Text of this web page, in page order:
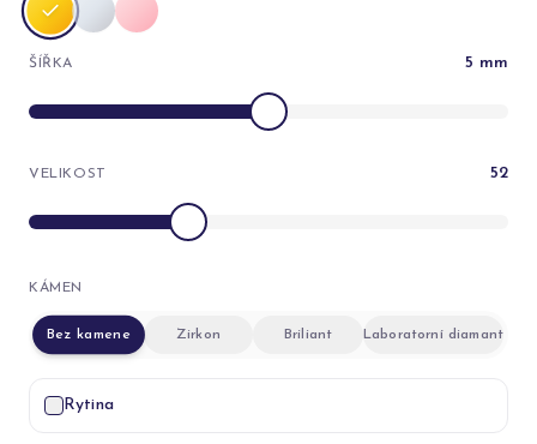
ŠÍŘKA 5 mm
VELIKOST 52
KÁMEN
Bez kamene Zirkon Briliant Laboratorní diamant
Rytina